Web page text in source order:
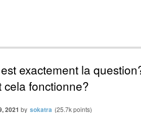
exactement la
cela fonctionne?
2021 by sokatra (25.7kpoints)